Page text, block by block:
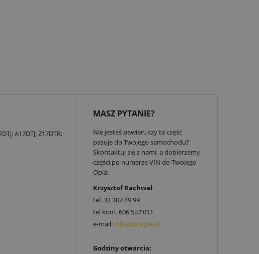
A17DTJ; Z17DTR;
MASZ PYTANIE?
Nie jesteś pewien, czy ta część
pasuje do Twojego samochodu?
Skontaktuj się z nami, a dobierzemy
części po numerze VIN do Twojego
Opla:
Krzysztof Rachwał
tel.32 307 49 99
tel kom.606 522 011
e-mail: info@doopla.pl
Godziny otwarcia: